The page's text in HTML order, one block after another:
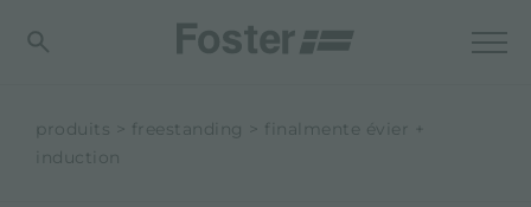
produits freestanding
finalmente évier +
induction